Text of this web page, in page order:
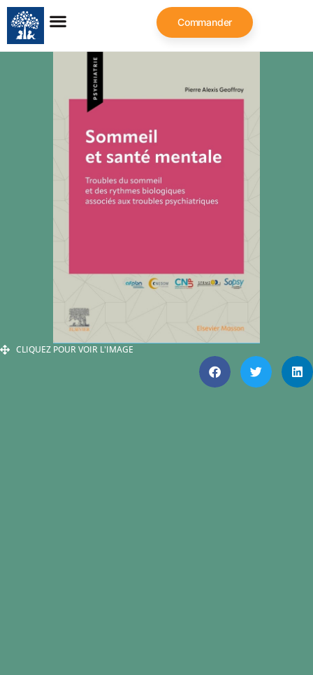
Commander
CLIQUEZ POUR VOIR L'IMAGE